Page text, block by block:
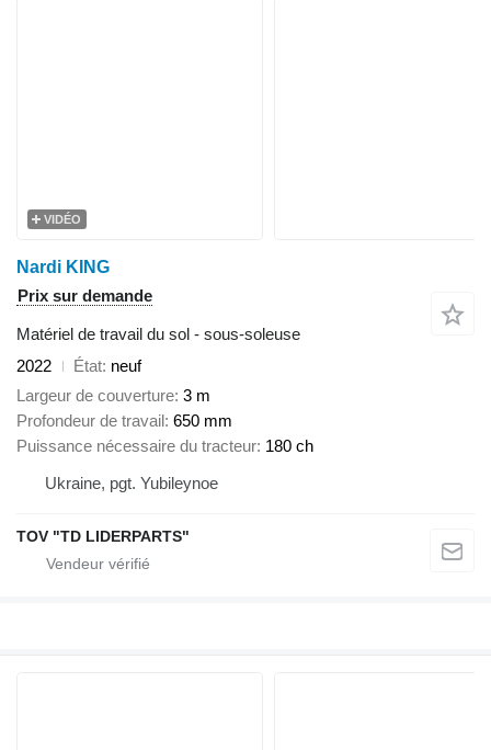
VIDÉO
Nardi KING
Prix sur demande
Matériel de travail du sol - sous-soleuse
2022
État neuf
Largeur de couverture 3 m
Profondeur de travail 650 mm
Puissance nécessaire du tracteur 180 ch
Ukraine, pgt. Yubileynoe
TOV "TD LIDERPARTS"